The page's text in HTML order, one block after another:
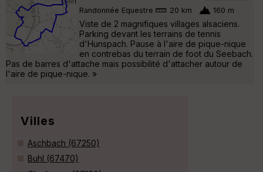
Randonnée Equestre 20 km 160 m
Viste de 2 magnifiques villages alsaciens.
Parking devant les terrains de tennis
d'Hunspach. Pause à l'aire de pique-nique
en contrebas du terrain de foot du Seebach.
Pas de barres d'attache mais possibilité d'attacher autour de
l'aire de pique-nique. »
Villes
Aschbach (67250)
Buhl (67470)